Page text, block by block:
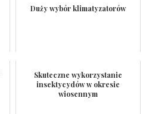
Duży wybór klimatyzatorów
Skuteczne wykorzystanie
insektycydów w okresie
wiosennym